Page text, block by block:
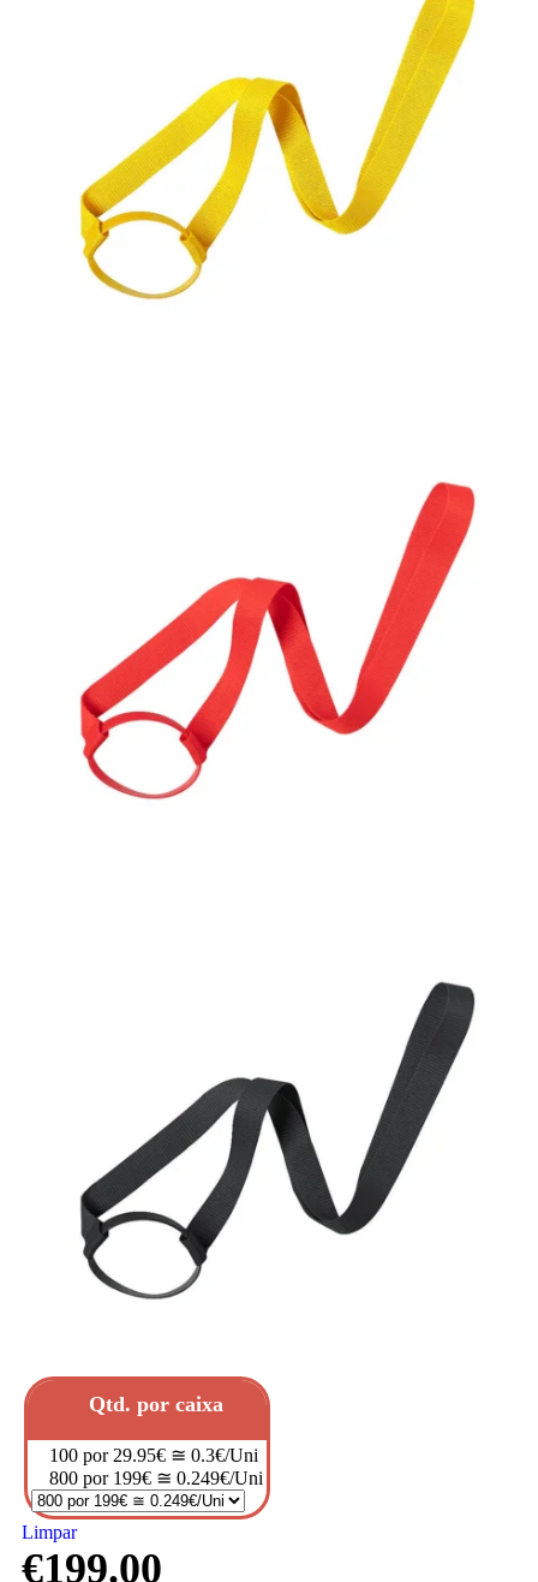
Qtd. por caixa
100 por 29.95€ ≅ 0.3€/Uni
800 por 199€ ≅ 0.249€/Uni
Limpar
€199.00